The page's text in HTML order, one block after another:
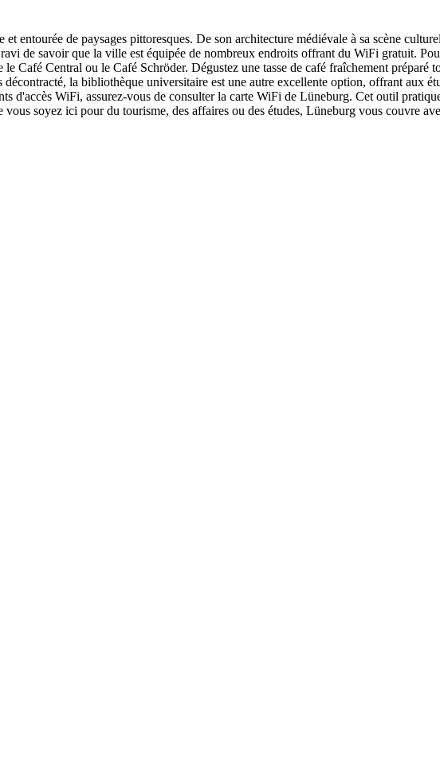
entourée de paysages pittoresques. De son architecture médiévale à sa scène
de savoir que la ville est équipée de nombreux endroits offrant du WiFi gratuit.
Café Central ou le Café Schröder. Dégustez une tasse de café fraîchement préparé
la bibliothèque universitaire est une autre excellente option, offrant aux
d'accès WiFi, assurez-vous de consulter la carte WiFi de Lüneburg. Cet outil
soyez ici pour du tourisme, des affaires ou des études, Lüneburg vous couvre